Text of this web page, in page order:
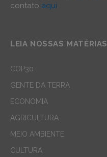
contato aqui.
LEIA NOSSAS MATÉRIAS
COP30
GENTE DA TERRA
ECONOMIA
AGRICULTURA
MEIO AMBIENTE
CULTURA